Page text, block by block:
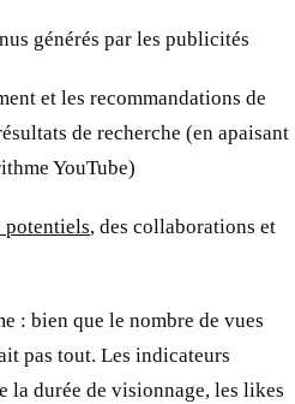
générés par les publicités
et les recommandations de
de recherche (en apaisant
YouTube)
potentiels, des collaborations et
: bien que le nombre de vues
pas tout. Les indicateurs
la durée de visionnage, les likes